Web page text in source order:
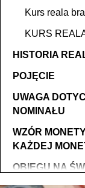
Kurs reala
KURS
HISTORIA
POJĘCIE
UWAGA
NOMINAŁU
WZÓR
KAŻDEJ
OBIEGU NA